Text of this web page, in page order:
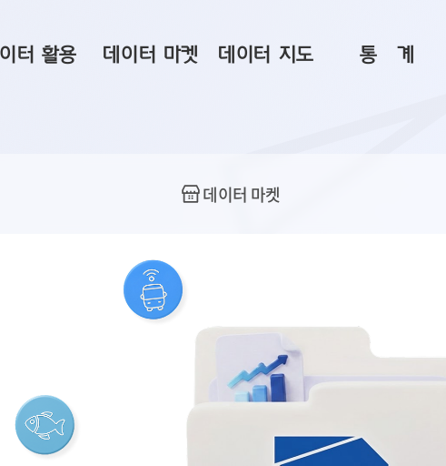
터 활용
활용 서비스
데이터 마켓
데이터 공모전
참여 기업 홍보
마켓 이용 안내
데이터 지도
지도 기반 데이터
통ㅤ계
데이터 마켓